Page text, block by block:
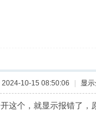
2024-10-15 08:50:06 显
这个，就显示报错了，